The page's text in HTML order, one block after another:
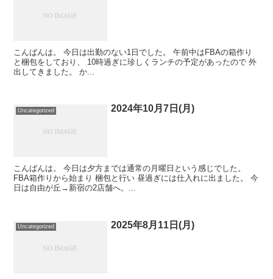
こんばんは。 今日は出勤のない1日でした。 午前中はFBAの箱作り
と梱包をしており、 10時過ぎに珍しくランチの予定があったので 外
出してきました。 か...
Uncategorized 2024年10月7日(月)
こんばんは。 今日は夕方までは通常の月曜日という感じでした。
FBA箱作りから始まり 梱包と行い 昼過ぎには仕入れに出ました。 今
日は自由が丘→新宿の2店舗へ。...
Uncategorized 2025年8月11日(月)